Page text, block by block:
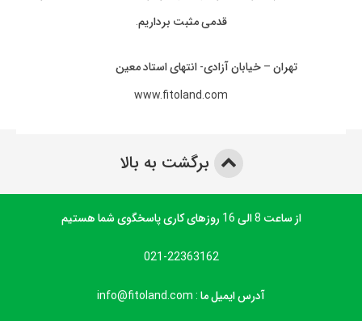
قدمی مثبت برداریم.
تهران – خیابان آزادی- انتهای استاد معین
www.fitoland.com
برگشت به بالا
از ساعت 8 الی 16 روزهای کاری پاسخگوی شما هستیم
021-22363162
آدرس ایمیل ما : info@fitoland.com